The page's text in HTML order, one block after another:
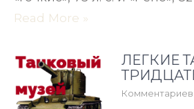
Read More »
ЛЕГКИЕ
Комментариев